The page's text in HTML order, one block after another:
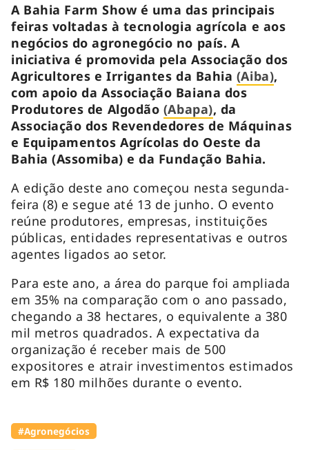
A Bahia Farm Show é uma das principais
feiras voltadas à tecnologia agrícola e aos
negócios do agronegócio no país. A
iniciativa é promovida pela Associação dos
Agricultores e Irrigantes da Bahia (Aiba),
com apoio da Associação Baiana dos
Produtores de Algodão (Abapa), da
Associação dos Revendedores de Máquinas
e Equipamentos Agrícolas do Oeste da
Bahia (Assomiba) e da Fundação Bahia.
A edição deste ano começou nesta segunda-
feira (8) e segue até 13 de junho. O evento
reúne produtores, empresas, instituições
públicas, entidades representativas e outros
agentes ligados ao setor.
Para este ano, a área do parque foi ampliada
em 35% na comparação com o ano passado,
chegando a 38 hectares, o equivalente a 380
mil metros quadrados. A expectativa da
organização é receber mais de 500
expositores e atrair investimentos estimados
em R$ 180 milhões durante o evento.
#Agronegócios